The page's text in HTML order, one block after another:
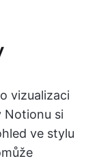
vizualizaci
Notionu si
ve stylu